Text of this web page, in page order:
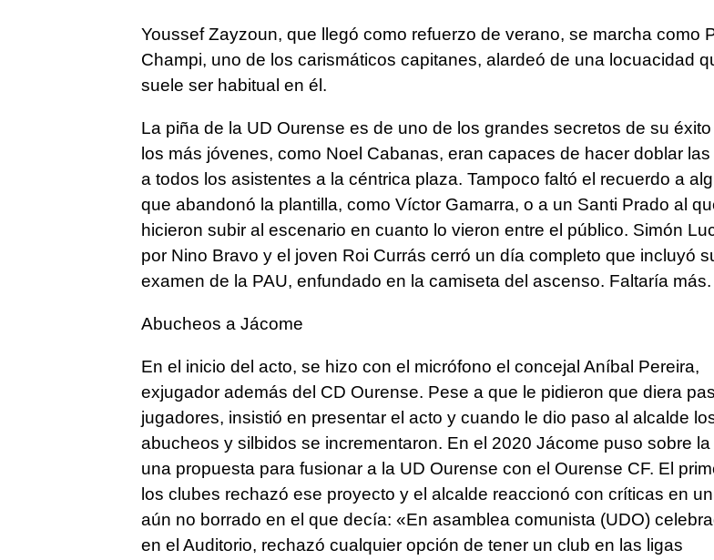
Youssef Zayzoun, que llegó como refuerzo de verano, se marcha como
Champi, uno de los carismáticos capitanes, alardeó de una locuacidad
suele ser habitual en él.
La piña de la UD Ourense es de uno de los grandes secretos de su
los más jóvenes, como Noel Cabanas, eran capaces de hacer doblar las
a todos los asistentes a la céntrica plaza. Tampoco faltó el recuerdo a
que abandonó la plantilla, como Víctor Gamarra, o a un Santi Prado al
hicieron subir al escenario en cuanto lo vieron entre el público. Simón
por Nino Bravo y el joven Roi Currás cerró un día completo que incluyó
examen de la PAU, enfundado en la camiseta del ascenso. Faltaría más.
Abucheos a Jácome
En el inicio del acto, se hizo con el micrófono el concejal Aníbal Pereira,
exjugador además del CD Ourense. Pese a que le pidieron que diera
jugadores, insistió en presentar el acto y cuando le dio paso al alcalde
abucheos y silbidos se incrementaron. En el 2020 Jácome puso sobre
una propuesta para fusionar a la UD Ourense con el Ourense CF. El
los clubes rechazó ese proyecto y el alcalde reaccionó con críticas en
aún no borrado en el que decía: «En asamblea comunista (UDO)
en el Auditorio, rechazó cualquier opción de tener un club en las ligas